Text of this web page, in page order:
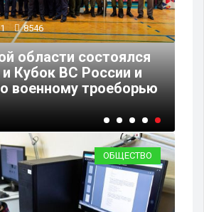
8546
области состоялся
Кубок ВС России и
военному троеборью
ОБЩЕСТВО